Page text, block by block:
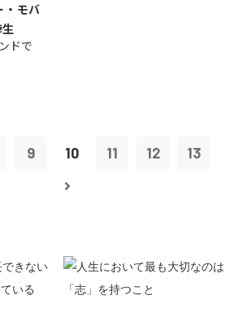
・モバ
ドで
9 10 11 12 13